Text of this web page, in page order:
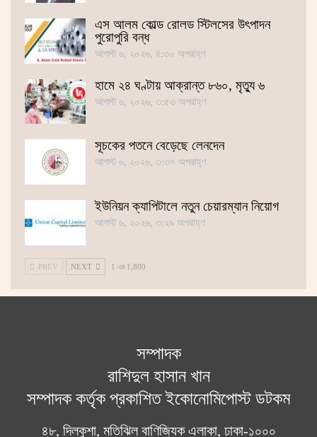
এস আলম কোল্ড রোলড স্টিলসের উৎপাদন
পুরোপুরি বন্ধ
আগস্ট ৬, ২০২৬, ৪:৩০ অপরাহ্ণ
হামে ২৪ ঘণ্টায় আক্রান্ত ৮৬০, মৃত্যু ৬
আগস্ট ৬, ২০২৬, ৩:৫৩ অপরাহ্ণ
সূচকের পতনে বেড়েছে লেনদেন
আগস্ট ৬, ২০২৬, ৩:৩৭ অপরাহ্ণ
ইউনিয়ন ক্যাপিটালে নতুন চেয়ারম্যান নিয়োগ
আগস্ট ৬, ২০২৬, ৩:২৯ অপরাহ্ণ
PREV NEXT 1 এর 1,800
সম্পাদক
রাশিদুল হাসান খান
সম্পাদক কর্তৃক প্রকাশিত ইকোনোমিপোস্ট ডটকম
৪৮, দিলকুশা, মতিঝিল বাণিজ্যিক এলাকা, ঢাকা-১০০০